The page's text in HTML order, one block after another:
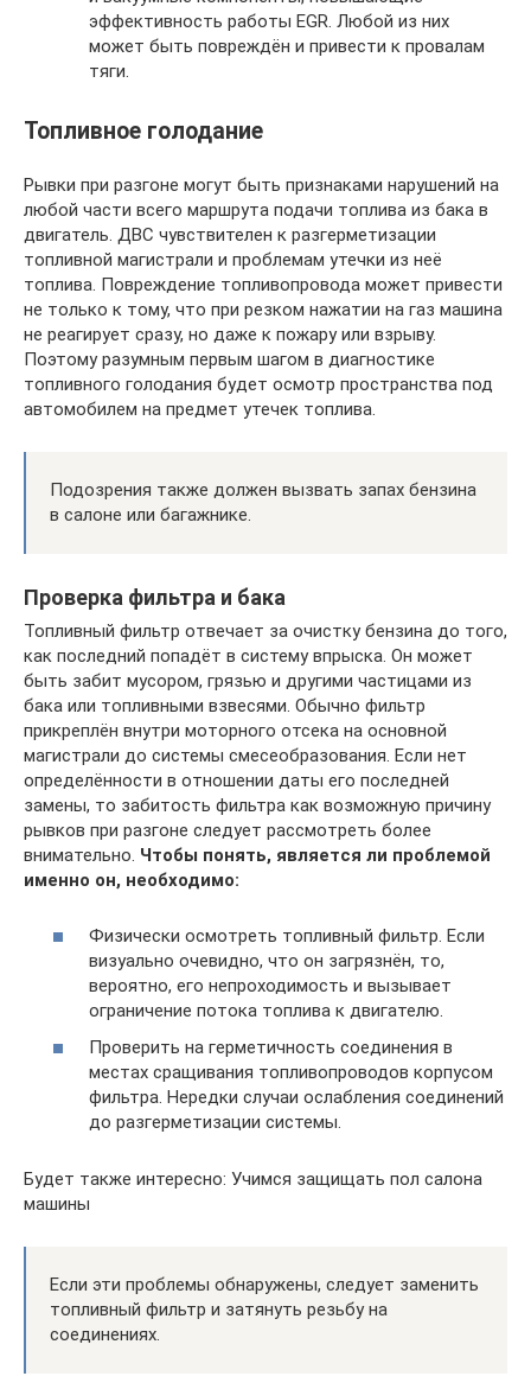
эффективность работы EGR. Любой из них
может быть повреждён и привести к провалам
тяги.
Топливное голодание
Рывки при разгоне могут быть признаками нарушений на
любой части всего маршрута подачи топлива из бака в
двигатель. ДВС чувствителен к разгерметизации
топливной магистрали и проблемам утечки из неё
топлива. Повреждение топливопровода может привести
не только к тому, что при резком нажатии на газ машина
не реагирует сразу, но даже к пожару или взрыву.
Поэтому разумным первым шагом в диагностике
топливного голодания будет осмотр пространства под
автомобилем на предмет утечек топлива.
Подозрения также должен вызвать запах бензина
в салоне или багажнике.
Проверка фильтра и бака
Топливный фильтр отвечает за очистку бензина до того,
как последний попадёт в систему впрыска. Он может
быть забит мусором, грязью и другими частицами из
бака или топливными взвесями. Обычно фильтр
прикреплён внутри моторного отсека на основной
магистрали до системы смесеобразования. Если нет
определённости в отношении даты его последней
замены, то забитость фильтра как возможную причину
рывков при разгоне следует рассмотреть более
внимательно. Чтобы понять, является ли проблемой
именно он, необходимо:
Физически осмотреть топливный фильтр. Если
визуально очевидно, что он загрязнён, то,
вероятно, его непроходимость и вызывает
ограничение потока топлива к двигателю.
Проверить на герметичность соединения в
местах сращивания топливопроводов корпусом
фильтра. Нередки случаи ослабления соединений
до разгерметизации системы.
Будет также интересно: Учимся защищать пол салона
машины
Если эти проблемы обнаружены, следует заменить
топливный фильтр и затянуть резьбу на
соединениях.